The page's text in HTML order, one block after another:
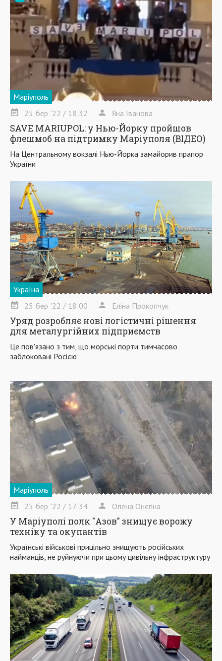
Маріуполь
25 бер '22 / 18:32 Яна Іванова
SAVE MARIUPOL: у Нью-Йорку пройшов
флешмоб на підтримку Маріуполя (ВІДЕО)
На Центральному вокзалі Нью-Йорка замайорив прапор
України
Україна
25 бер '22 / 18:00 Еліна Прокопчук
Уряд розробляє нові логістичні рішення
для металургійних підприємств
Це пов'язано з тим, що морські порти тимчасово
заблоковані Росією
Маріуполь
25 бер '22 / 17:34 Олена Онєгіна
У Маріуполі полк "Азов" знищує ворожу
техніку та окупантів
Українські військові прицільно знищують російських
найманців, не руйнуючи при цьому цивільну інфраструктуру